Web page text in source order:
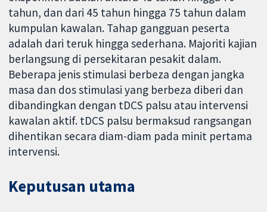
tahun, dan dari 45 tahun hingga 75 tahun dalam
kumpulan kawalan. Tahap gangguan peserta
adalah dari teruk hingga sederhana. Majoriti kajian
berlangsung di persekitaran pesakit dalam.
Beberapa jenis stimulasi berbeza dengan jangka
masa dan dos stimulasi yang berbeza diberi dan
dibandingkan dengan tDCS palsu atau intervensi
kawalan aktif. tDCS palsu bermaksud rangsangan
dihentikan secara diam-diam pada minit pertama
intervensi.
Keputusan utama